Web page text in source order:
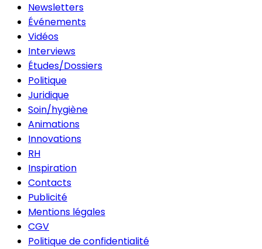
Newsletters
Événements
Vidéos
Interviews
Études/Dossiers
Politique
Juridique
Soin/hygiène
Animations
Innovations
RH
Inspiration
Contacts
Publicité
Mentions légales
CGV
Politique de confidentialité